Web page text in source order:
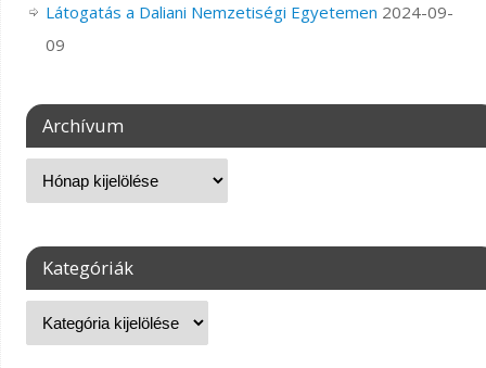
Látogatás a Daliani Nemzetiségi Egyetemen 2024-09-
09
Archívum
Kategóriák